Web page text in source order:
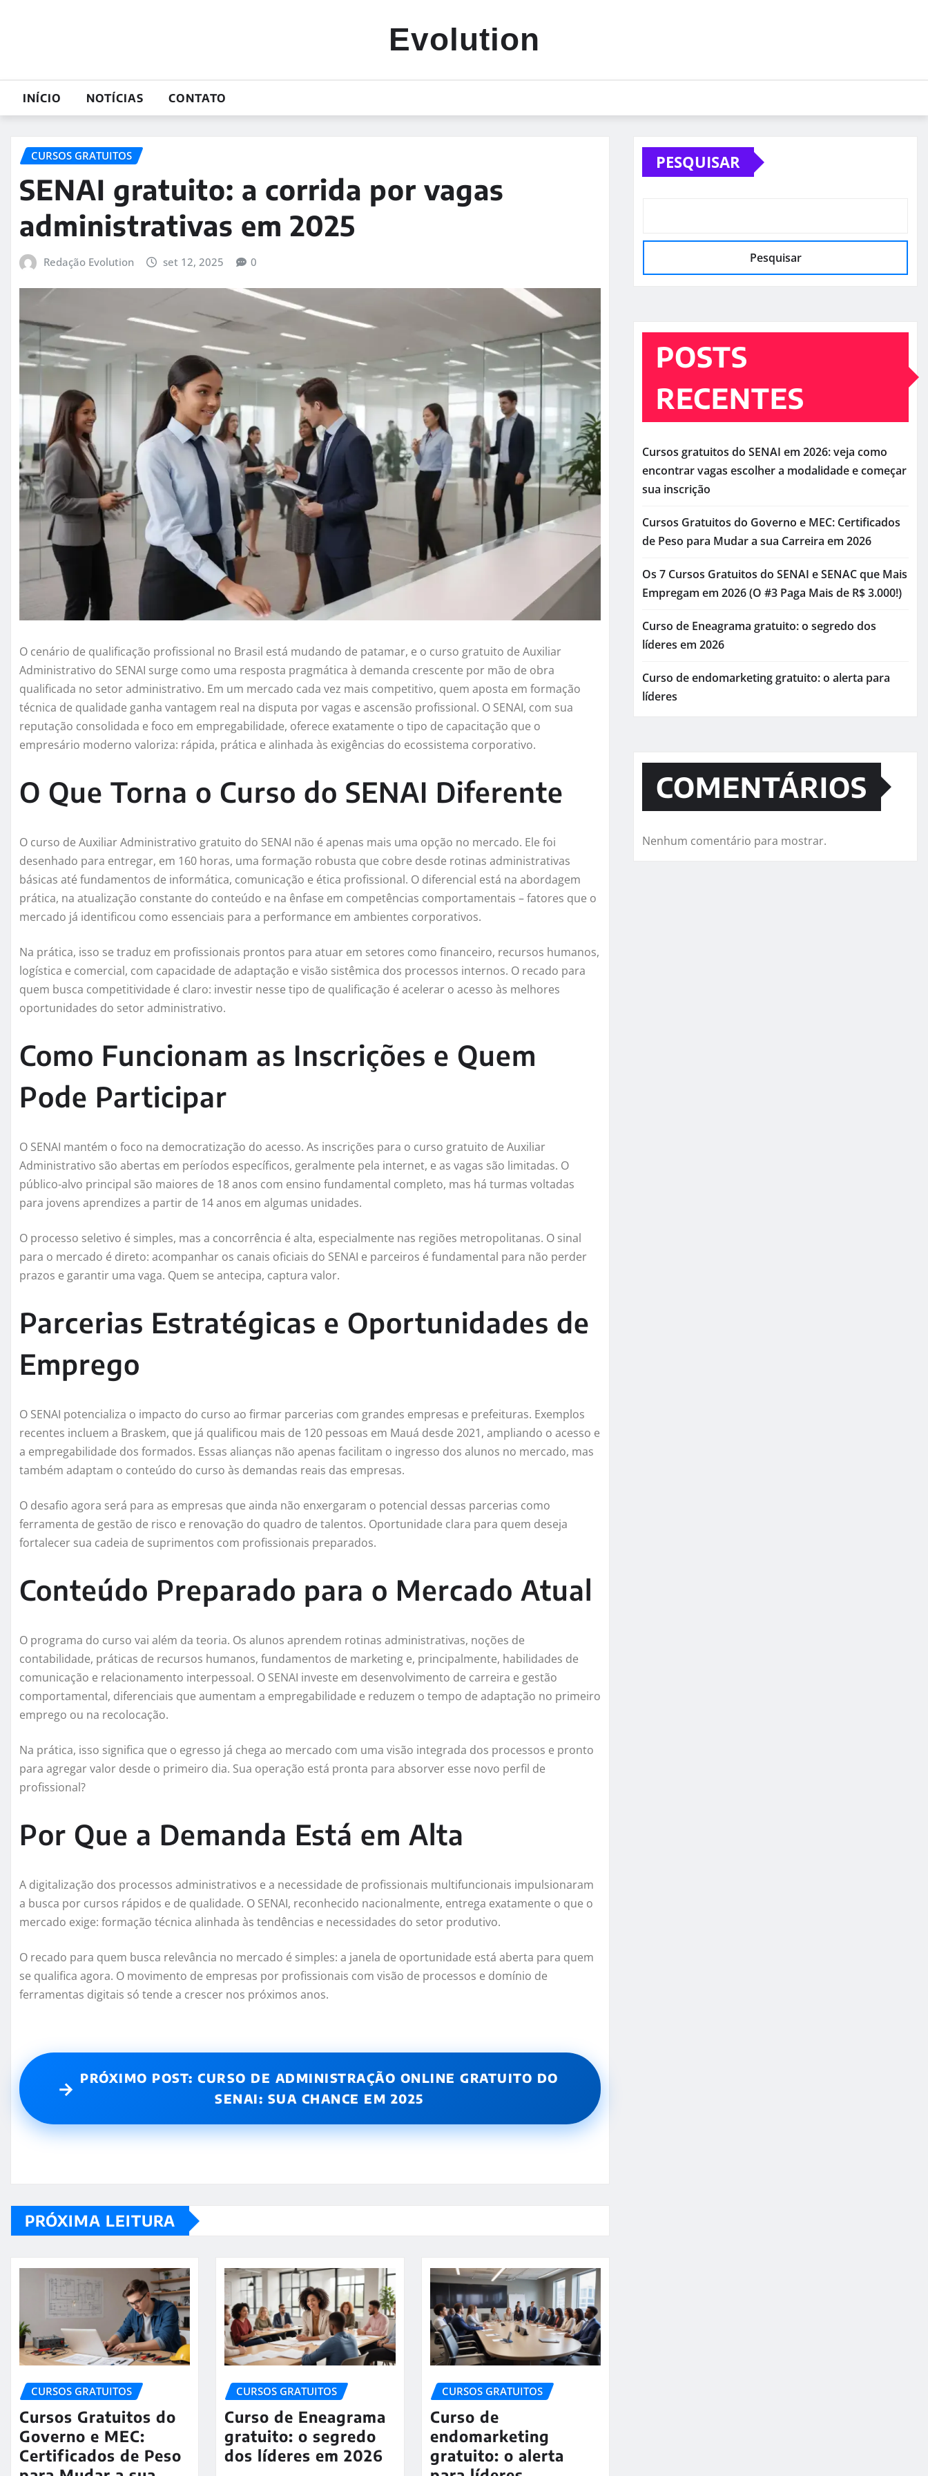
Evolution
INÍCIO NOTÍCIAS CONTATO
CURSOS GRATUITOS
SENAI gratuito: a corrida por vagas
administrativas em 2025
Redação Evolution set 12, 2025 0
O cenário de qualificação profissional no Brasil está mudando de patamar, e o curso gratuito de Auxiliar
Administrativo do SENAI surge como uma resposta pragmática à demanda crescente por mão de obra
qualificada no setor administrativo. Em um mercado cada vez mais competitivo, quem aposta em formação
técnica de qualidade ganha vantagem real na disputa por vagas e ascensão profissional. O SENAI, com sua
reputação consolidada e foco em empregabilidade, oferece exatamente o tipo de capacitação que o
empresário moderno valoriza: rápida, prática e alinhada às exigências do ecossistema corporativo.
O Que Torna o Curso do SENAI Diferente
O curso de Auxiliar Administrativo gratuito do SENAI não é apenas mais uma opção no mercado. Ele foi
desenhado para entregar, em 160 horas, uma formação robusta que cobre desde rotinas administrativas
básicas até fundamentos de informática, comunicação e ética profissional. O diferencial está na abordagem
prática, na atualização constante do conteúdo e na ênfase em competências comportamentais – fatores que o
mercado já identificou como essenciais para a performance em ambientes corporativos.
Na prática, isso se traduz em profissionais prontos para atuar em setores como financeiro, recursos humanos,
logística e comercial, com capacidade de adaptação e visão sistêmica dos processos internos. O recado para
quem busca competitividade é claro: investir nesse tipo de qualificação é acelerar o acesso às melhores
oportunidades do setor administrativo.
Como Funcionam as Inscrições e Quem
Pode Participar
O SENAI mantém o foco na democratização do acesso. As inscrições para o curso gratuito de Auxiliar
Administrativo são abertas em períodos específicos, geralmente pela internet, e as vagas são limitadas. O
público-alvo principal são maiores de 18 anos com ensino fundamental completo, mas há turmas voltadas
para jovens aprendizes a partir de 14 anos em algumas unidades.
O processo seletivo é simples, mas a concorrência é alta, especialmente nas regiões metropolitanas. O sinal
para o mercado é direto: acompanhar os canais oficiais do SENAI e parceiros é fundamental para não perder
prazos e garantir uma vaga. Quem se antecipa, captura valor.
Parcerias Estratégicas e Oportunidades de
Emprego
O SENAI potencializa o impacto do curso ao firmar parcerias com grandes empresas e prefeituras. Exemplos
recentes incluem a Braskem, que já qualificou mais de 120 pessoas em Mauá desde 2021, ampliando o acesso e
a empregabilidade dos formados. Essas alianças não apenas facilitam o ingresso dos alunos no mercado, mas
também adaptam o conteúdo do curso às demandas reais das empresas.
O desafio agora será para as empresas que ainda não enxergaram o potencial dessas parcerias como
ferramenta de gestão de risco e renovação do quadro de talentos. Oportunidade clara para quem deseja
fortalecer sua cadeia de suprimentos com profissionais preparados.
Conteúdo Preparado para o Mercado Atual
O programa do curso vai além da teoria. Os alunos aprendem rotinas administrativas, noções de
contabilidade, práticas de recursos humanos, fundamentos de marketing e, principalmente, habilidades de
comunicação e relacionamento interpessoal. O SENAI investe em desenvolvimento de carreira e gestão
comportamental, diferenciais que aumentam a empregabilidade e reduzem o tempo de adaptação no primeiro
emprego ou na recolocação.
Na prática, isso significa que o egresso já chega ao mercado com uma visão integrada dos processos e pronto
para agregar valor desde o primeiro dia. Sua operação está pronta para absorver esse novo perfil de
profissional?
Por Que a Demanda Está em Alta
A digitalização dos processos administrativos e a necessidade de profissionais multifuncionais impulsionaram
a busca por cursos rápidos e de qualidade. O SENAI, reconhecido nacionalmente, entrega exatamente o que o
mercado exige: formação técnica alinhada às tendências e necessidades do setor produtivo.
O recado para quem busca relevância no mercado é simples: a janela de oportunidade está aberta para quem
se qualifica agora. O movimento de empresas por profissionais com visão de processos e domínio de
ferramentas digitais só tende a crescer nos próximos anos.
→ PRÓXIMO POST: CURSO DE ADMINISTRAÇÃO ONLINE GRATUITO DO
SENAI: SUA CHANCE EM 2025
PRÓXIMA LEITURA
CURSOS GRATUITOS
Cursos Gratuitos do
Governo e MEC:
Certificados de Peso
CURSOS GRATUITOS
Curso de Eneagrama
gratuito: o segredo
dos líderes em 2026
CURSOS GRATUITOS
Curso de
endomarketing
gratuito: o alerta
PESQUISAR
Pesquisar
POSTS
RECENTES
Cursos gratuitos do SENAI em 2026: veja como
encontrar vagas escolher a modalidade e começar
sua inscrição
Cursos Gratuitos do Governo e MEC: Certificados
de Peso para Mudar a sua Carreira em 2026
Os 7 Cursos Gratuitos do SENAI e SENAC que Mais
Empregam em 2026 (O #3 Paga Mais de R$ 3.000!)
Curso de Eneagrama gratuito: o segredo dos
líderes em 2026
Curso de endomarketing gratuito: o alerta para
líderes
COMENTÁRIOS
Nenhum comentário para mostrar.